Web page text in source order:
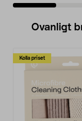
Ovanligt
Kolla priset